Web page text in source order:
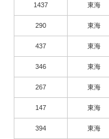
1437 東海
290 東海
437 東海
346 東海
267 東海
147 東海
394 東海